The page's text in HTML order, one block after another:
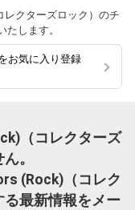
クターズロック）のチ
します。
お気に入り登録
（コレクターズ
。
(Rock)（コレク
最新情報をメー